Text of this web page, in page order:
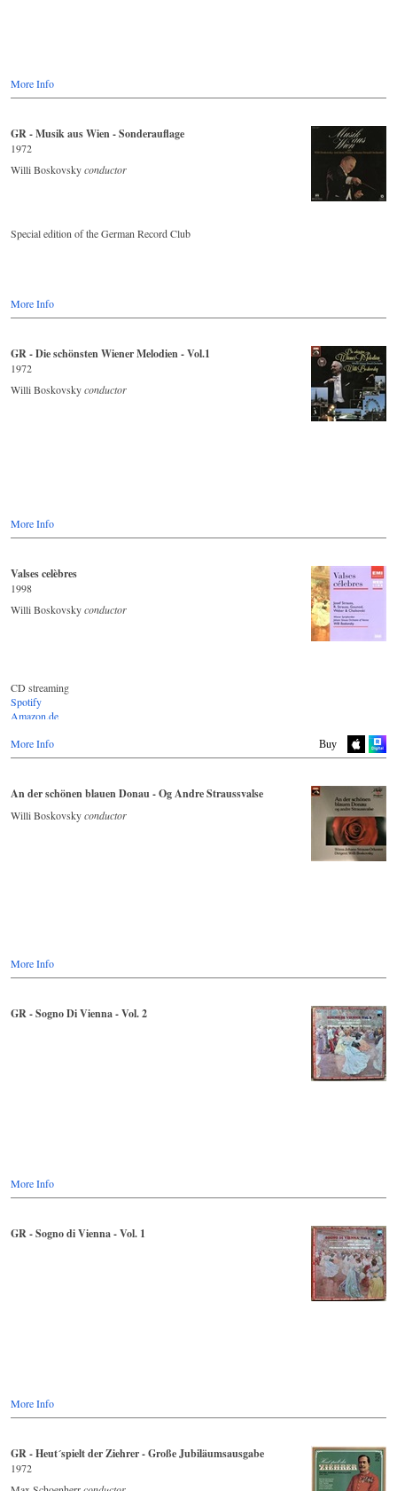
More Info
GR - Musik aus Wien - Sonderauflage
1972
Willi Boskovskyconductor
Specialedition of theGerman RecordClub
More Info
GR - Die schönsten Wiener Melodien - Vol.1
1972
Willi Boskovskyconductor
More Info
Valses celèbres
1998
Willi Boskovskyconductor
CD streaming
Spotify
Amazon.de
Deezer.com
Apple Music
Buy
More Info
An der schönen blauen Donau - Og Andre Straussvalse
Willi Boskovskyconductor
More Info
GR - Sogno Di Vienna - Vol. 2
More Info
GR - Sogno di Vienna - Vol. 1
More Info
GR - Heut´spielt der Ziehrer - Große Jubiläumsausgabe
1972